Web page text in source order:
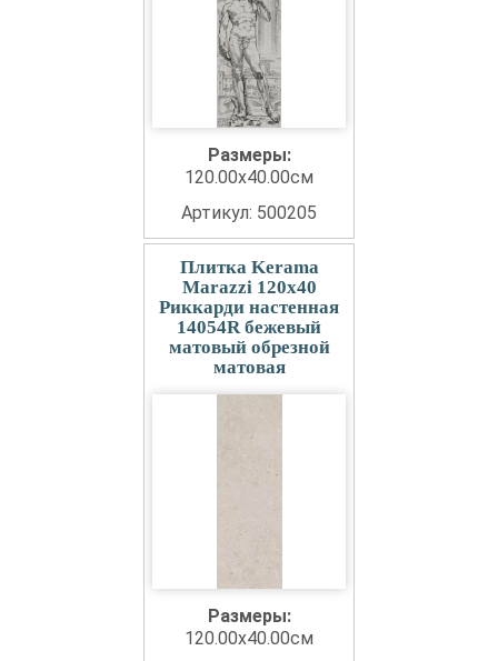
Размеры:
120.00x40.00см
Артикул: 500205
Плитка Kerama
Marazzi 120x40
Риккарди настенная
14054R бежевый
матовый обрезной
матовая
Размеры:
120.00x40.00см